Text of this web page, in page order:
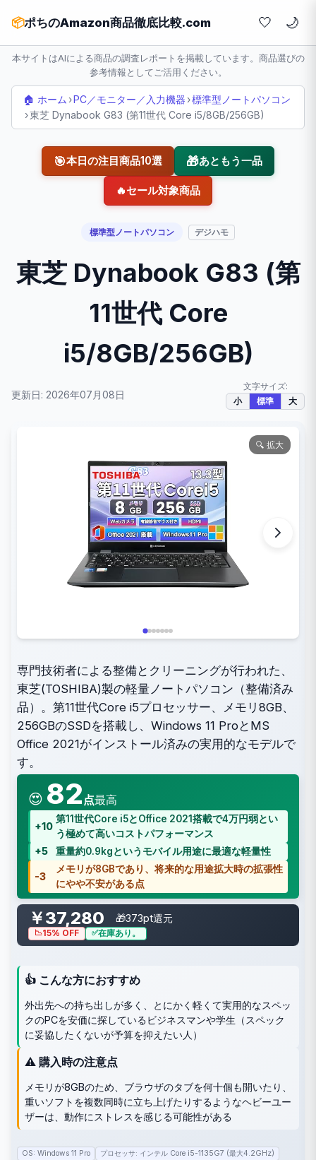
📦ポちのAmazon商品徹底比較.com 🤍
本サイトはAIによる商品の調査レポートを掲載しています。商品選びの
参考情報としてご活用ください。
🏠 ホーム ›PC／モニター／入力機器 ›標準型ノートパソコン
›東芝 Dynabook G83 (第11世代 Core i5/8GB/256GB)
🎯本日の注目商品10選 🎁あともう一品
🔥セール対象商品
標準型ノートパソコン デジハモ
東芝 Dynabook G83 (第
11世代 Core
i5/8GB/256GB)
更新日: 2026年07月08日
文字サイズ:
小 標準 大
🔍 拡大
専門技術者による整備とクリーニングが行われた、
東芝(TOSHIBA)製の軽量ノートパソコン（整備済み
品）。第11世代Core i5プロセッサー、メモリ8GB、
256GBのSSDを搭載し、Windows 11 ProとMS
Office 2021がインストール済みの実用的なモデルで
す。
😍 82 点最高
+10
第11世代Core i5とOffice 2021搭載で4万円弱とい
う極めて高いコストパフォーマンス
+5
重量約0.9kgというモバイル用途に最適な軽量性
-3
メモリが8GBであり、将来的な用途拡大時の拡張性
にやや不安がある点
￥37,280 🎁373pt還元
15% OFF 在庫あり。
👍 こんな方におすすめ
外出先への持ち出しが多く、とにかく軽くて実用的なスペッ
クのPCを安価に探しているビジネスマンや学生（スペック
に妥協したくないが予算を抑えたい人）
⚠️ 購入時の注意点
メモリが8GBのため、ブラウザのタブを何十個も開いたり、
重いソフトを複数同時に立ち上げたりするようなヘビーユー
ザーは、動作にストレスを感じる可能性がある
OS: Windows 11 Pro
プロセッサ: インテル Core i5-1135G7 (最大4.2GHz)